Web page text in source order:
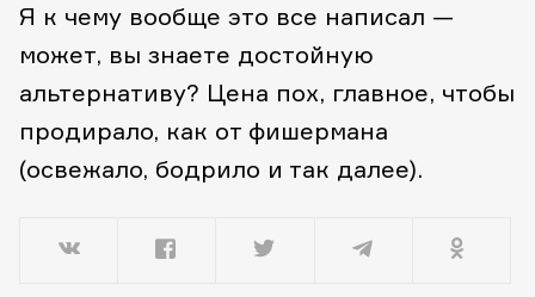
Я к чему вообще это все написал —
может, вы знаете достойную
альтернативу? Цена пох, главное, чтобы
продирало, как от фишермана
(освежало, бодрило и так далее).